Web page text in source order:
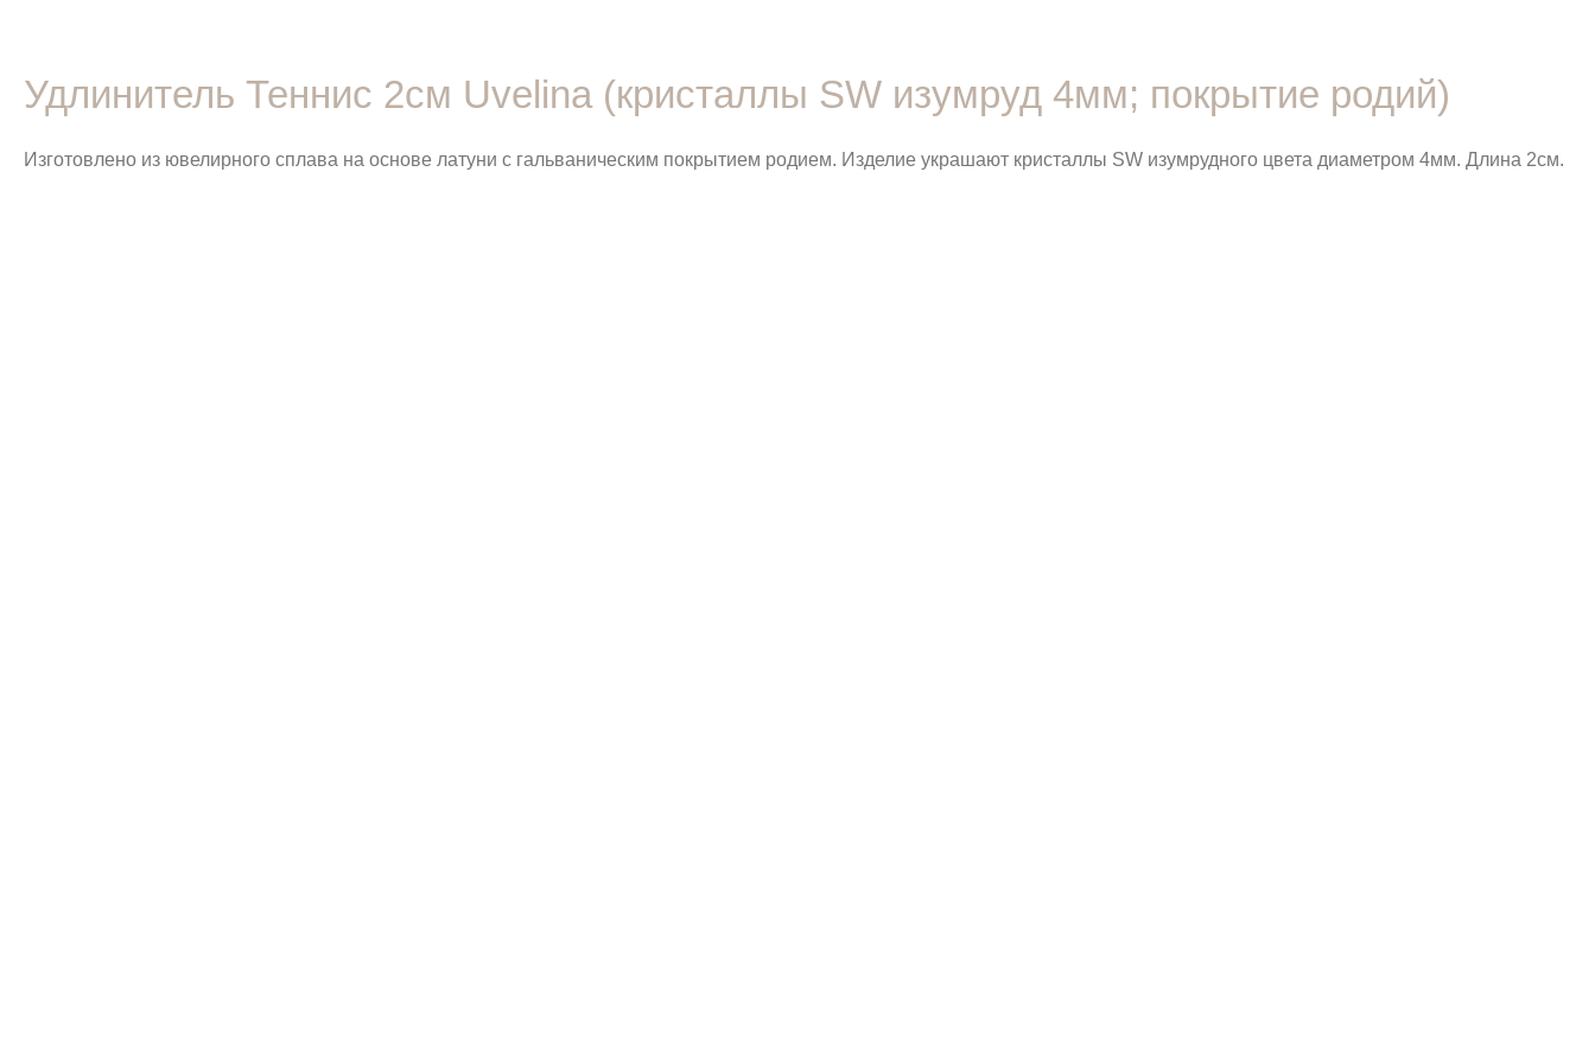
Удлинитель Теннис 2см Uvelina (кристаллы SW изумруд 4мм; покрытие родий)
Изготовлено из ювелирного сплава на основе латуни с гальваническим покрытием родием. Изделие украшают кристаллы SW изумрудного цвета диаметром 4мм. Длина 2см.